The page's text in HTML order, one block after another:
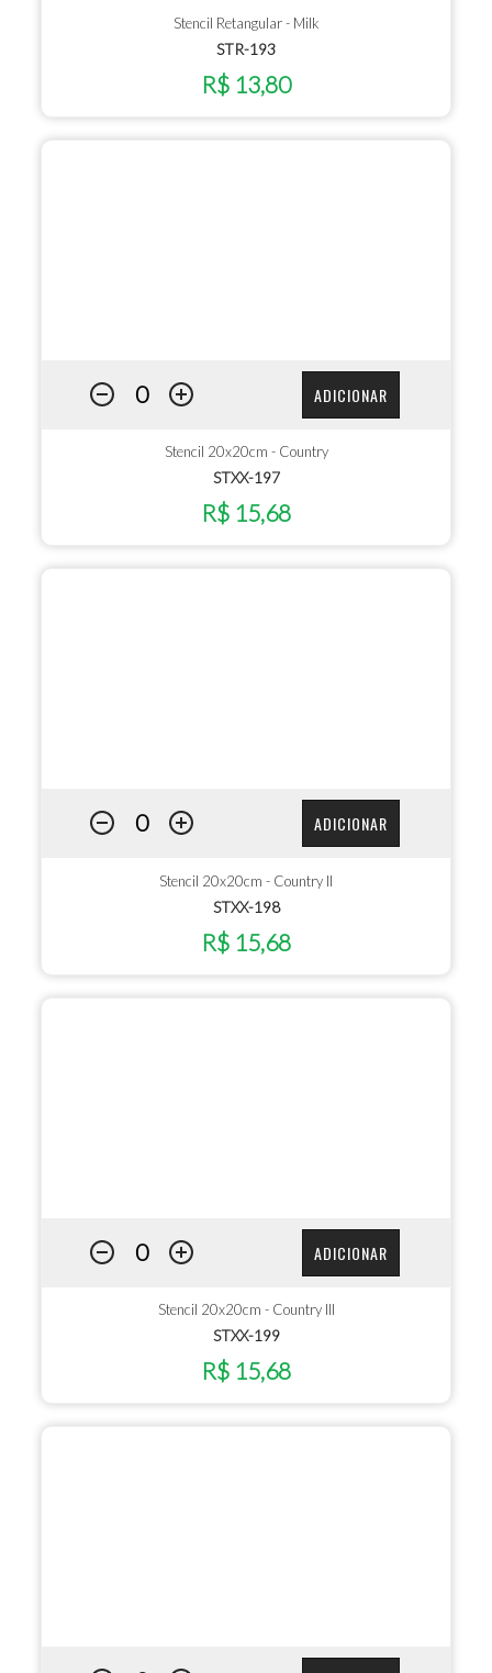
Stencil Retangular - Milk
STR-193
R$ 13,80
ADICIONAR
Stencil 20x20cm - Country
STXX-197
R$ 15,68
ADICIONAR
Stencil 20x20cm - Country II
STXX-198
R$ 15,68
ADICIONAR
Stencil 20x20cm - Country III
STXX-199
R$ 15,68